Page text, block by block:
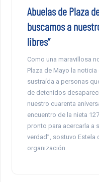
Abuelas de Plaza
buscamos a
libres”
Como una maravillosa
Plaza de Mayo la
sustraída a personas
de detenidos
nuestro cuarenta
encuentro de la nieta
pronto para acercarla a
verdad”, sostuvo Estela
organización.